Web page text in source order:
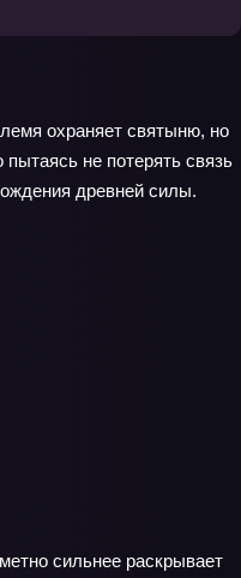
охраняет святыню, но
не потерять связь
древней силы.
сильнее раскрывает